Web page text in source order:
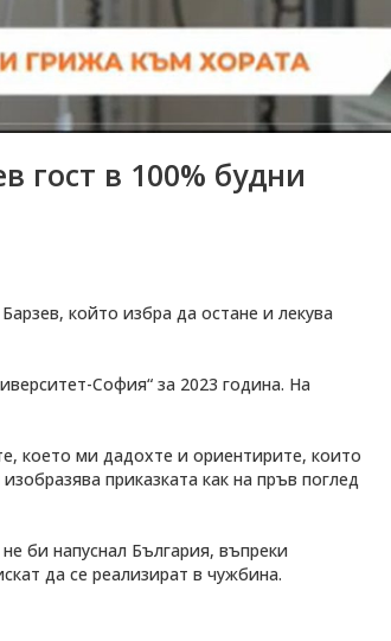
в 100% будни
който избра да остане и лекува
София“ за 2023 година. На
което ми дадохте и ориентирите, които
приказката как на пръв поглед
би напуснал България, въпреки
да се реализират в чужбина.